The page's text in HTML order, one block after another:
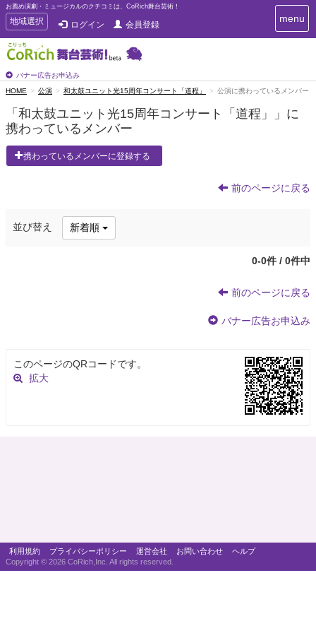
お薦め演劇・ミュージカルのクチコミは、CoRich舞台芸術！
T
o
g
g
e
n
v
i
t
地域選択 ログイン 会員登録
バナー広告お申込み
T
o
e
a
t
menu
HOME 公演 和太鼓ユニット光15周年コンサート「道程」 公演に携わっているメンバー
「和太鼓ユニット光15周年コンサート「道程」」に
携わっているメンバー
携わっているメンバーに登録する
前のページに戻る
並び替え 新着順
0-0件 / 0件中
前のページに戻る
バナー広告お申込み
このページのQRコードです。
拡大
利用規約 プライバシーポリシー 運営会社 お問い合わせ
ヘルプ
Copyright © 2026 CoRich,Inc. All rights reserved.